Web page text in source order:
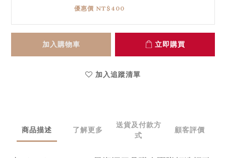
優惠價 NT$400
加入購物車 立即購買
加入追蹤清單
商品描述 了解更多
送貨及付款方
式
顧客評價